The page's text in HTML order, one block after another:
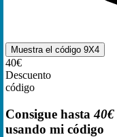
Muestra el código 9X4
40€
Descuento
código
Consigue hasta40€
usando mi código